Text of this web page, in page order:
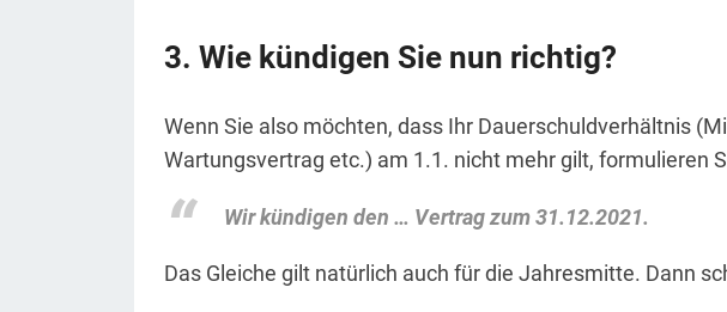
Wie kündigen Sie nun richtig?
Wenn Sie also möchten, dass Ihr Dauerschuldverhältnis
Wartungsvertrag etc.) am 1.1. nicht mehr gilt, formulieren
Wir kündigen den … Vertragzum 31.12.2021.
Das Gleiche gilt natürlich auch für die Jahresmitte. Dann